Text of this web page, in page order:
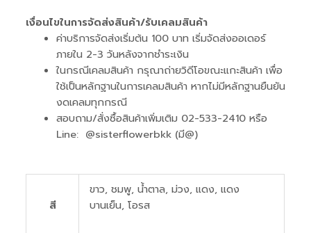
เงื่อนไขในการจัดส่งสินค้า/รับเคลมสินค้า
ค่าบริการจัดส่งเริ่มต้น 100 บาท เริ่มจัดส่งออเดอร์
ภายใน 2-3 วันหลังจากชำระเงิน
ในกรณีเคลมสินค้า กรุณาถ่ายวิดีโอขณะแกะสินค้า เพื่อ
ใช้เป็นหลักฐานในการเคลมสินค้า หากไม่มีหลักฐานยืนยัน
งดเคลมทุกกรณี
สอบถาม/สั่งซื้อสินค้าเพิ่มเติม 02-533-2410 หรือ
Line: @sisterflowerbkk (มี@)
สี
ขาว, ชมพู, น้ำตาล, ม่วง, แดง, แดง
บานเย็น, โอรส